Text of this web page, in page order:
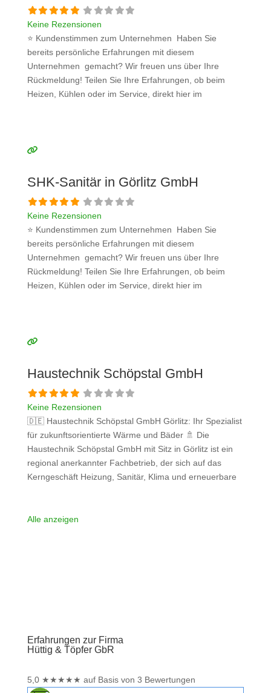
Keine Rezensionen
⭐ Kundenstimmen zum Unternehmen Haben Sie
bereits persönliche Erfahrungen mit diesem
Unternehmen gemacht? Wir freuen uns über Ihre
Rückmeldung! Teilen Sie Ihre Erfahrungen, ob beim
Heizen, Kühlen oder im Service, direkt hier im
bitte mit konkreten Details an und bleiben
SHK-Sanitär in Görlitz GmbH
Keine Rezensionen
⭐ Kundenstimmen zum Unternehmen Haben Sie
bereits persönliche Erfahrungen mit diesem
Unternehmen gemacht? Wir freuen uns über Ihre
Rückmeldung! Teilen Sie Ihre Erfahrungen, ob beim
Heizen, Kühlen oder im Service, direkt hier im
bitte mit konkreten Details an und bleiben
Haustechnik Schöpstal GmbH
Keine Rezensionen
🇩🇪 Haustechnik Schöpstal GmbH Görlitz: Ihr Spezialist
für zukunftsorientierte Wärme und Bäder 🚿 Die
Haustechnik Schöpstal GmbH mit Sitz in Görlitz ist ein
regional anerkannter Fachbetrieb, der sich auf das
Kerngeschäft Heizung, Sanitär, Klima und erneuerbare
Planung bis zur Installation und dem 24-Stunden-
Alle anzeigen
Erfahrungen zur Firma
Hüttig & Töpfer GbR
5,0 ★★★★★ auf Basis von 3 Bewertungen